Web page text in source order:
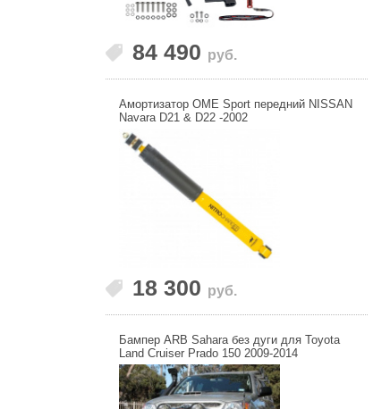
84 490 руб.
Амортизатор OME Sport передний NISSAN
Navara D21 & D22 -2002
18 300 руб.
Бампер ARB Sahara без дуги для Toyota
Land Cruiser Prado 150 2009-2014